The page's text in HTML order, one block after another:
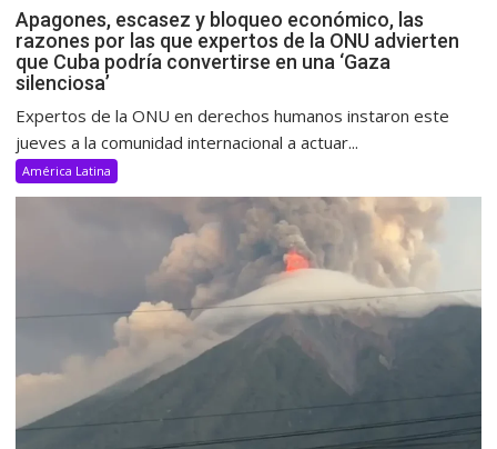
Apagones, escasez y bloqueo económico, las
razones por las que expertos de la ONU advierten
que Cuba podría convertirse en una ‘Gaza
silenciosa’
Expertos de la ONU en derechos humanos instaron este
jueves a la comunidad internacional a actuar...
América Latina